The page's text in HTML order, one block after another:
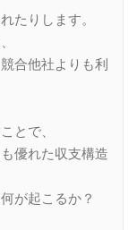
たりします。
合他社よりも利
とで、
優れた収支構造
が起こるか？